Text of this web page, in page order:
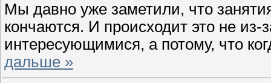
Мы давно уже заметили, что
кончаются. И происходит это не из-
интересующимися, а потому, что
дальше »